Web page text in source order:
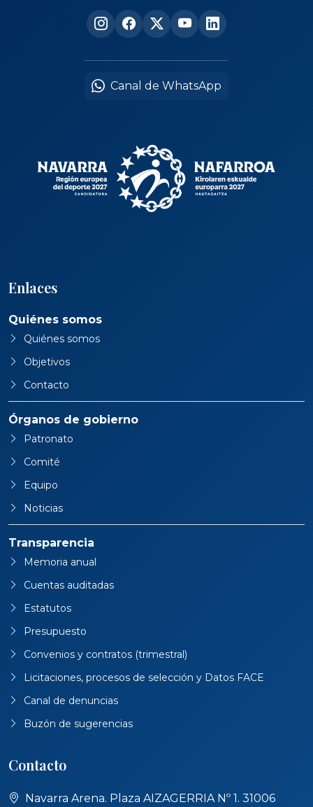
Canal de WhatsApp
Enlaces
Quiénes somos
Quiénes somos
Objetivos
Contacto
Órganos de gobierno
Patronato
Comité
Equipo
Noticias
Transparencia
Memoria anual
Cuentas auditadas
Estatutos
Presupuesto
Convenios y contratos (trimestral)
Licitaciones, procesos de selección y Datos FACE
Canal de denuncias
Buzón de sugerencias
Contacto
Navarra Arena. Plaza AIZAGERRIA Nº 1. 31006